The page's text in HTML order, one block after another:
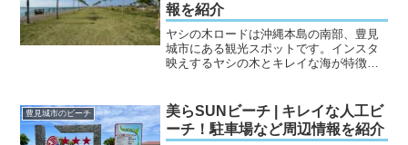
報を紹介
ヤシの木ロードは沖縄本島の南部、豊見
城市にある観光スポットです。インスタ
映えするヤシの木とキレイな海が特徴の
やアウトレットモールがあるため、多く
の観光客が訪れるエリア...
豊見城市のビーチ
美らSUNビーチ | キレイな人工ビ
ーチ！駐車場など周辺情報を紹介